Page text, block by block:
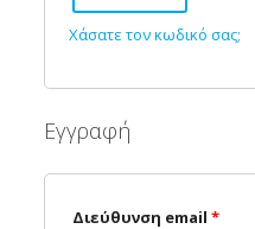
Χάσατε τον κωδικό σας;
Εγγραφή
Διεύθυνση email *